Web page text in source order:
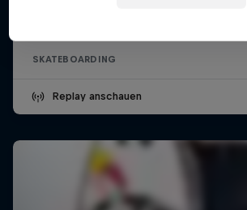
SKATEBOARDING
Replay anschauen